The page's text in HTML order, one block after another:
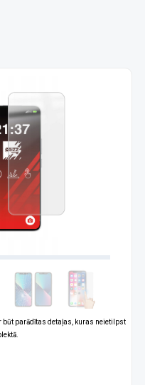
būt parādītas detaļas, kuras neietilpst